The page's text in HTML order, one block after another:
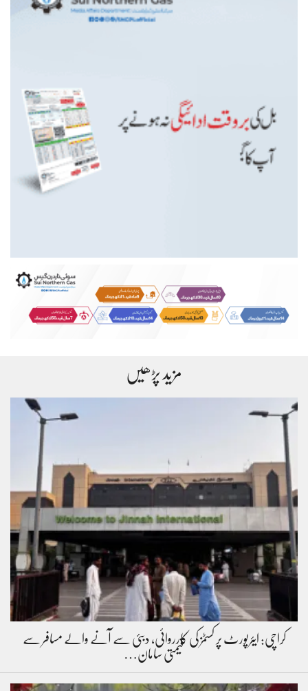
مزید پڑھیں
کراچی: ایئرپورٹ پر کسٹمز کی کارروائی، دبئی سے آنے والے مسافر سے
قیمتی سامان…